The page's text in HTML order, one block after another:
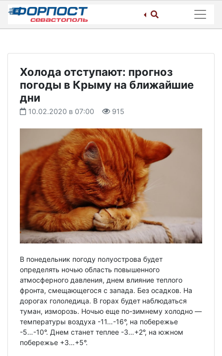
Skip
content
Холода отступают: прогноз
погоды в Крыму на ближайшие
дни
10.02.2020 в 07:00 915
В понедельник погоду полуострова будет
определять ночью область повышенного
атмосферного давления, днем влияние теплого
фронта, смещающегося с запада. Без осадков. На
дорогах гололедица. В горах будет наблюдаться
туман, изморозь. Ночью еще по-зимнему холодно —
температуры воздуха -11…-16°, на побережье
-5…-10°. Днем станет теплее -3…+2°, на южном
побережье +3…+5°.